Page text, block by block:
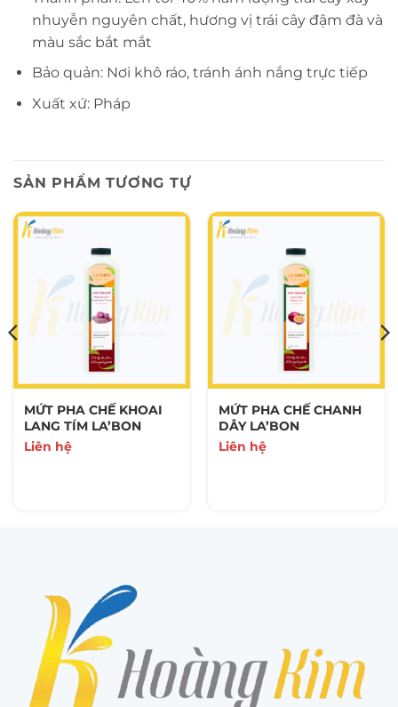
nhuyễn nguyên chất, hương vị trái cây đậm đà và
màu sắc bắt mắt
Bảo quản: Nơi khô ráo, tránh ánh nắng trực tiếp
Xuất xứ: Pháp
SẢN PHẨM TƯƠNG TỰ
MỨT PHA CHẾ KHOAI
LANG TÍM LA’BON
Liên hệ
MỨT PHA CHẾ CHANH
DÂY LA’BON
Liên hệ